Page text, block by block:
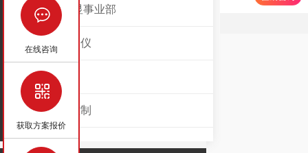
温度/数显事业部
在线检测仪
控制阀
自动化控制
在线咨询
获取方案报价